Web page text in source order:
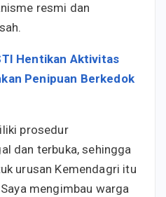
resmi dan
Hentikan Aktivitas
Penipuan Berkedok
prosedur
dan terbuka, sehingga
urusan Kemendagri itu
mengimbau warga